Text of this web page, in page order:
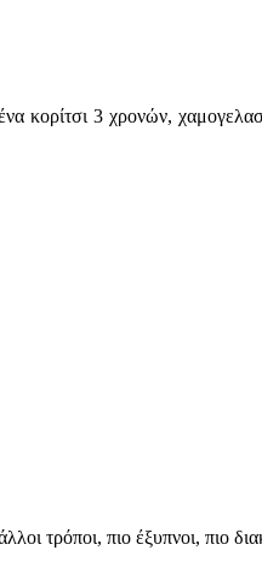
κορίτσι 3 χρονών,
τρόποι, πιο έξυπνοι, πιο